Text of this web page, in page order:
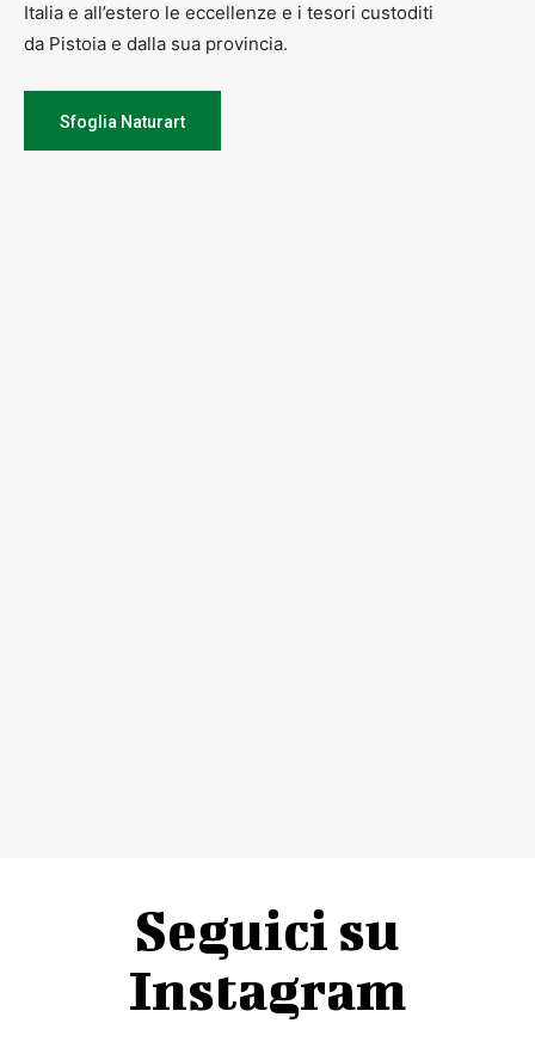
Italia e all’estero le eccellenze e i tesori custoditi
da Pistoia e dalla sua provincia.
Sfoglia Naturart
Seguici su
Instagram